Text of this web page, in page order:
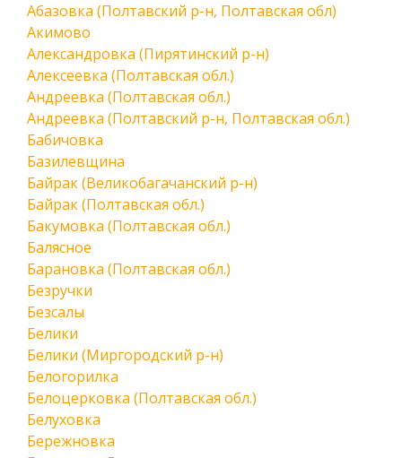
Абазовка (Полтавский р-н, Полтавская обл)
Акимово
Александровка (Пирятинский р-н)
Алексеевка (Полтавская обл.)
Андреевка (Полтавская обл.)
Андреевка (Полтавский р-н, Полтавская обл.)
Бабичовка
Базилевщина
Байрак (Великобагачанский р-н)
Байрак (Полтавская обл.)
Бакумовка (Полтавская обл.)
Балясное
Барановка (Полтавская обл.)
Безручки
Безсалы
Белики
Белики (Миргородский р-н)
Белогорилка
Белоцерковка (Полтавская обл.)
Белуховка
Бережновка